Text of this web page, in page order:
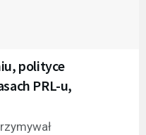
polityce
PRL-u,